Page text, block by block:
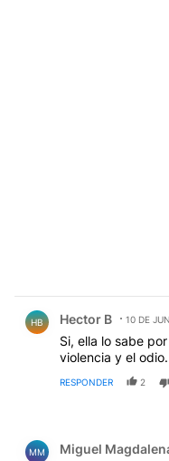
HB Hector B 10 DE
Si, ella lo sabe
violencia y el odio.
RESPONDER 2
MM Miguel